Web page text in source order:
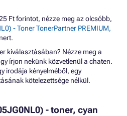
Ft forintot, nézze meg az olcsóbb,
- Toner TonerPartner PREMIUM,
kiválasztásában? Nézze meg a
írjon nekünk közvetlenül a chaten.
irodája kényelméből, egy
kötelezettsége nélkül.
- toner, cyan